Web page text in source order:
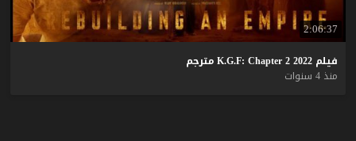
2:06:37
فيلم K.G.F: Chapter 2 2022
مترجم
منذ 4 سنوات